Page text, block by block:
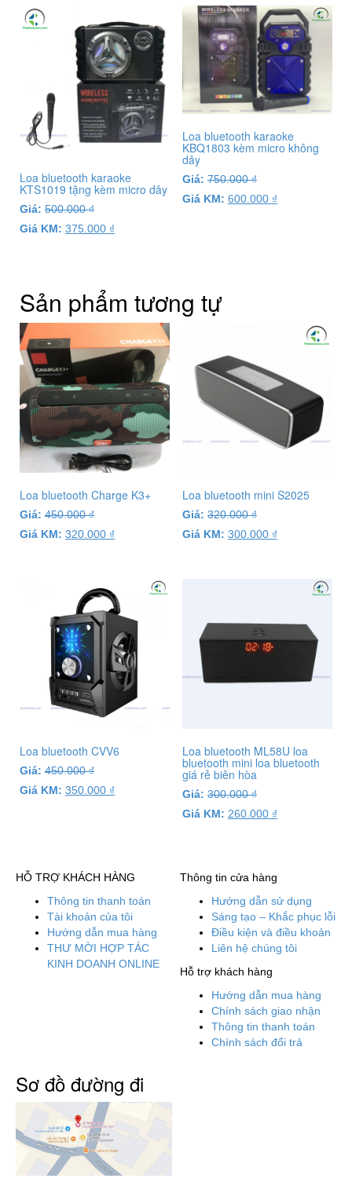
Loa bluetooth karaoke
KTS1019 tặng kèm micro dây
Giá: 500.000₫
Giá KM: 375.000 ₫
Loa bluetooth karaoke
KBQ1803 kèm micro không
dây
Giá: 750.000₫
Giá KM: 600.000 ₫
Sản phẩm tương tự
Loa bluetooth Charge K3+
Giá: 450.000₫
Giá KM: 320.000 ₫
Loa bluetooth mini S2025
Giá: 320.000₫
Giá KM: 300.000 ₫
Loa bluetooth CVV6
Giá: 450.000₫
Giá KM: 350.000 ₫
Loa bluetooth ML58U loa
bluetooth mini loa bluetooth
giá rẻ biên hòa
Giá: 300.000₫
Giá KM: 260.000 ₫
HỖ TRỢ KHÁCH HÀNG
Thông tin thanh toán
Tài khoản của tôi
Hướng dẫn mua hàng
THƯ MỜI HỢP TÁC
KINH DOANH ONLINE
Thông tin cửa hàng
Hướng dẫn sử dụng
Sáng tạo – Khắc phục lỗi
Điều kiện và điều khoản
Liên hệ chúng tôi
Hỗ trợ khách hàng
Hướng dẫn mua hàng
Chính sách giao nhận
Thông tin thanh toán
Chính sách đổi trả
Sơ đồ đường đi